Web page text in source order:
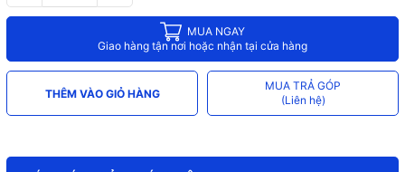
Hỗ trợ
25/30 fps);
Kết nối nhiều nhãn hiệu camera IP(4+4)
hỗ trợ lên đến camera 6MP với chuẩn
tương tích Onvif 16.12
MUA NGAY
Giao hàng tận nơi hoặc nhận tại cửa hàng
THÊM VÀO GIỎ HÀNG
MUA TRẢ GÓP
(Liên hệ)